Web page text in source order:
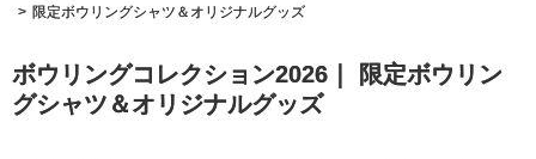
限定ボウリングシャツ＆オリジナルグッズ
ボウリングコレクション2026｜ 限定ボウリン
グシャツ＆オリジナルグッズ